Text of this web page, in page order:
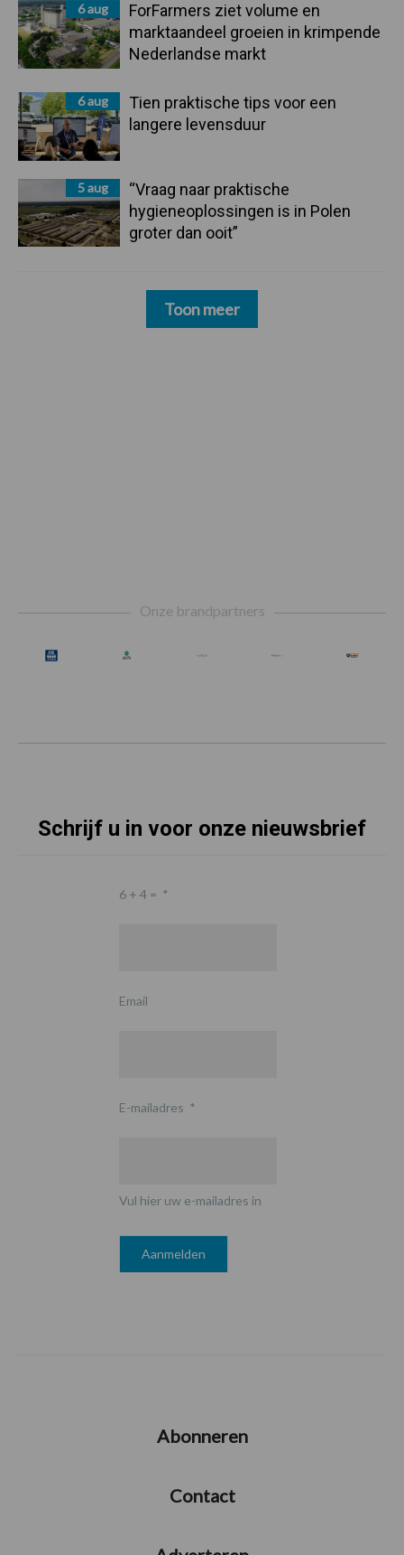
6 aug
ForFarmers ziet volume en
marktaandeel groeien in krimpende
Nederlandse markt
6 aug
Tien praktische tips voor een
langere levensduur
5 aug
“Vraag naar praktische
hygieneoplossingen is in Polen
groter dan ooit”
Toon meer
Onze brandpartners
Schrijf u in voor onze nieuwsbrief
6 + 4 = *
Email
E-mailadres *
Vul hier uw e-mailadres in
Abonneren
Contact